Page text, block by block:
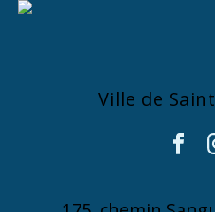
Ville de